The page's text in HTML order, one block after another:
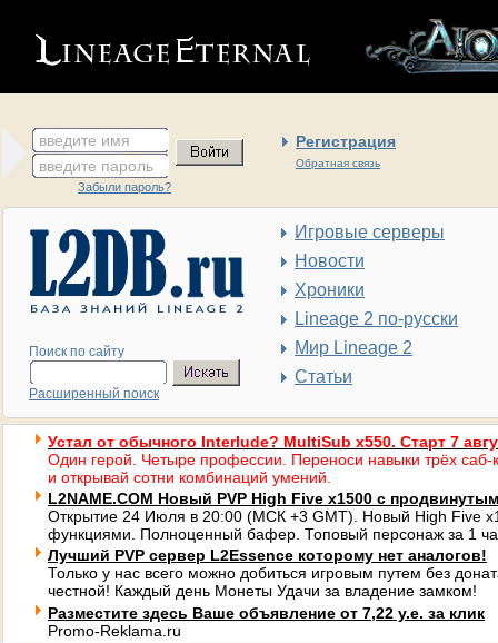
введите имя Регистрация
Обратная связь
введите пароль
Забыли пароль?
Поиск по сайту
Расширенный поиск
Игровые серверы
Новости
Хроники
Lineage 2 по-русски
Мир Lineage 2
Статьи
Устал от обычного Interlude? MultiSub x550. Старт 7
Один герой. Четыре профессии. Переноси навыки трёх саб-
и открывай сотни комбинаций умений.
L2NAME.COM Новый PVP High Five x1500 с
Открытие 24 Июля в 20:00 (МСК +3 GMT). Новый High Five
функциями. Полноценный бафер. Топовый персонаж за 1
Лучший PVP сервер L2Essence которому нет аналогов!
Только у нас всего можно добиться игровым путем без
честной! Каждый день Монеты Удачи за владение замком!
Разместите здесь Ваше объявление от 7,22 у.е. за клик
Promo-Reklama.ru